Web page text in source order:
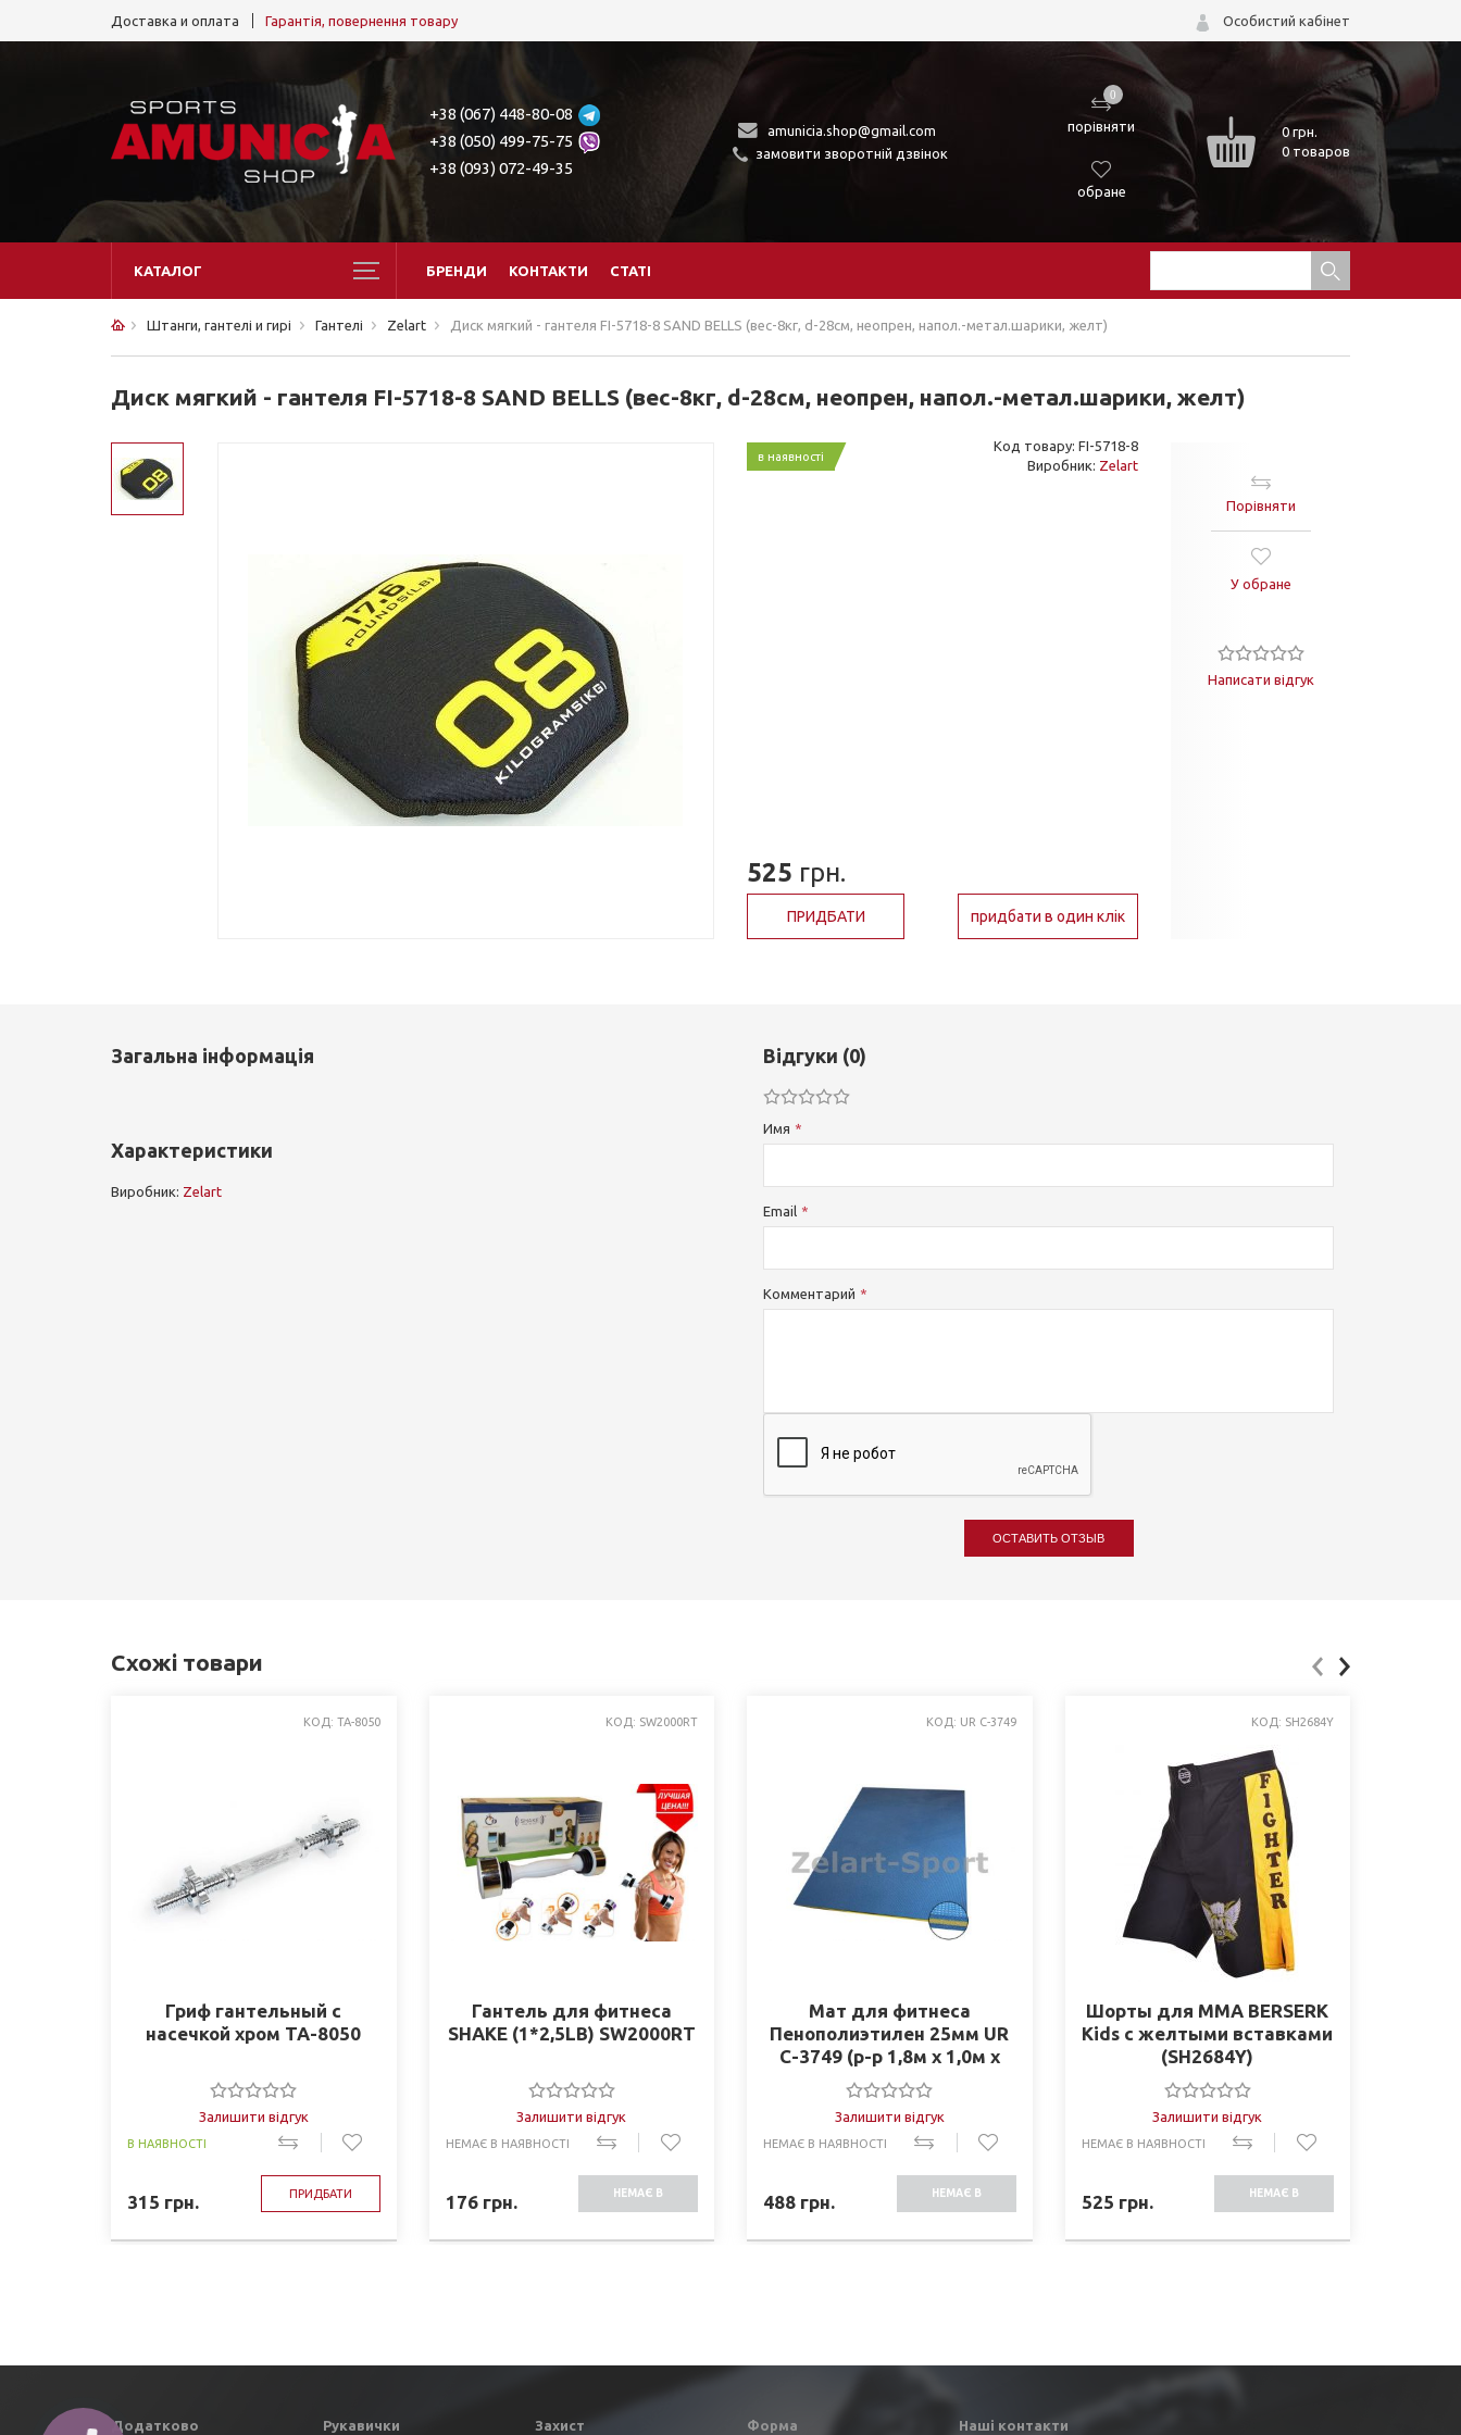
Доставка и оплата Гарантія, повернення товару Особистий кабінет
+38 (067) 448-80-08
+38 (050) 499-75-75
+38 (093) 072-49-35
amunicia.shop@gmail.com
замовити зворотній дзвінок
0
порівняти
обране
0грн.
0 товаров
КАТАЛОГ БРЕНДИ КОНТАКТИ СТАТІ
Штанги, гантелі и гирі Гантелі Zelart Диск мягкий - гантеля FI-5718-8 SAND BELLS (вес-8кг, d-28см, неопрен, напол.-метал.шарики, желт)
Диск мягкий - гантеля FI-5718-8 SAND BELLS (вес-8кг, d-28см, неопрен, напол.-метал.шарики, желт)
в наявності
Код товару: FI-5718-8
Виробник: Zelart
525 грн.
ПРИДБАТИ придбати в один клік
Порівняти
У обране
Написати відгук
Загальна інформація
Характеристики
Виробник: Zelart
Відгуки (0)
Имя
Email
Комментарий
ОСТАВИТЬ ОТЗЫВ
Схожі товари
КОД: TA-8050
Гриф гантельный с
насечкой хром TA-8050
Залишити відгук
В НАЯВНОСТІ
315 грн. ПРИДБАТИ
КОД: SW2000RT
Гантель для фитнеса
SHAKE (1*2,5LB) SW2000RT
Залишити відгук
НЕМАЄ В НАЯВНОСТІ
176грн. НЕМАЄ В
КОД: UR C-3749
Мат для фитнеса
Пенополиэтилен 25мм UR
C-3749 (р-р 1,8м x 1,0м x
2,5см, синий-желтый-
синий)
Залишити відгук
НЕМАЄ В НАЯВНОСТІ
488 грн. НЕМАЄ В
КОД: SH2684Y
Шорты для MMA BERSERK
Kids с желтыми вставками
(SH2684Y)
Залишити відгук
НЕМАЄ В НАЯВНОСТІ
525 грн. НЕМАЄ В
Додатково Рукавички Захист Форма Наші контакти